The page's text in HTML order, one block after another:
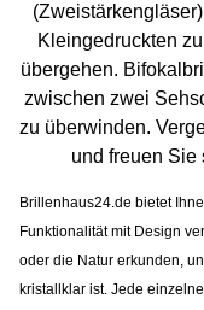
Kleingedruckten
übergehen.
zwischen zwei
zu überwinden.
und freuen Sie
Brillenhaus24.de bietet
Funktionalität mit Design
oder die Natur erkunden,
kristallklar ist. Jede